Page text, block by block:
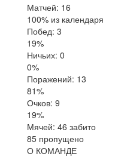
Матчей: 16
100% из календаря
Побед: 3
19%
Ничьих: 0
0%
Поражений: 13
81%
Очков: 9
19%
Мячей: 46 забито
85 пропущено
О КОМАНДЕ